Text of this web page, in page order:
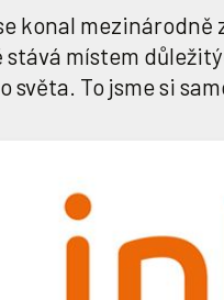
konal
místem
světa. To jsme si